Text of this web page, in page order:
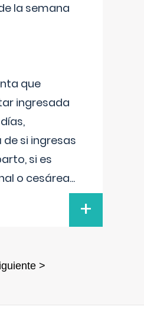
la semana
que
ingresada
si ingresas
si es
o cesárea...
+
>